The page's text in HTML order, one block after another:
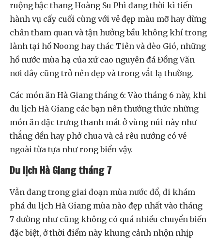
ruộng bậc thang Hoàng Su Phì đang thời kì tiến
hành vụ cấy cuối cùng với vẻ đẹp màu mỡ hay dừng
chân tham quan và tận hưởng bầu không khí trong
lành tại hồ Noong hay thác Tiên và đèo Gió, những
hồ nước mùa hạ của xứ cao nguyên đá Đồng Văn
nơi đây cũng trở nên đẹp và trong vắt lạ thường.
Các món ăn Hà Giang tháng 6: Vào tháng 6 này, khi
du lịch Hà Giang các bạn nên thưởng thức những
món ăn đặc trưng thanh mát ở vùng núi này như
thắng dền hay phở chua và cả rêu nướng có vẻ
ngoài từa tựa như rong biển vậy.
Du lịch Hà Giang tháng 7
Vẫn đang trong giai đoạn mùa nước đổ, đi khám
phá du lịch Hà Giang mùa nào đẹp nhất vào tháng
7 dường như cũng không có quá nhiều chuyển biến
đặc biệt, ở thời điểm này khung cảnh nhộn nhịp